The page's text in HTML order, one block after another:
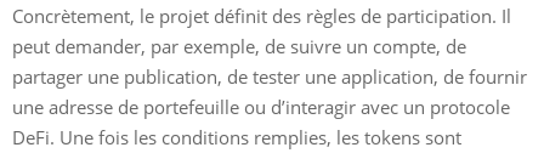
Concrètement, le projet définit des règles de participation. Il
peut demander, par exemple, de suivre un compte, de
partager une publication, de tester une application, de fournir
une adresse de portefeuille ou d’interagir avec un protocole
DeFi. Une fois les conditions remplies, les tokens sont